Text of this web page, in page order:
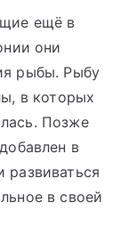
ещё в
они
рыбы. Рыбу
в которых
Позже
в
развиваться
в своей